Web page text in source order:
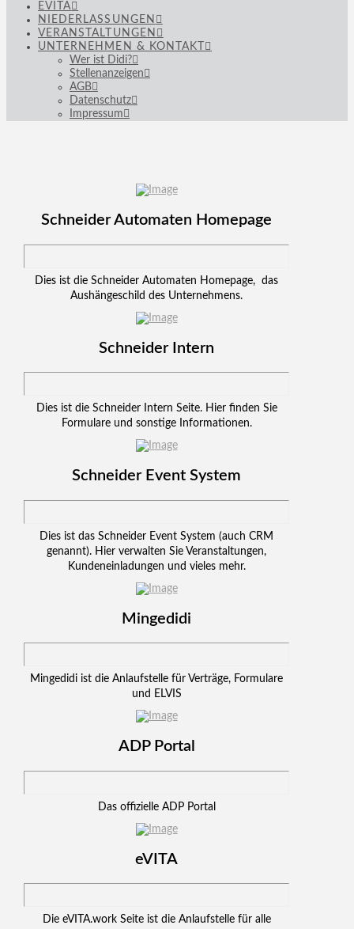
EVITA
NIEDERLASSUNGEN
VERANSTALTUNGEN
UNTERNEHMEN & KONTAKT
Wer ist Didi?
Stellenanzeigen
AGB
Datenschutz
Impressum
Schneider Automaten Homepage
Dies ist die Schneider Automaten Homepage, das
Aushängeschild des Unternehmens.
Schneider Intern
Dies ist die Schneider Intern Seite. Hier finden Sie
Formulare und sonstige Informationen.
Schneider Event System
Dies ist das Schneider Event System (auch CRM
genannt). Hier verwalten Sie Veranstaltungen,
Kundeneinladungen und vieles mehr.
Mingedidi
Mingedidi ist die Anlaufstelle für Verträge, Formulare
und ELVIS
ADP Portal
Das offizielle ADP Portal
eVITA
Die eVITA.work Seite ist die Anlaufstelle für alle